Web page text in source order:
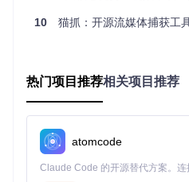
权限。这个过程分为两个关键步
信息，然后将其配置到工具中。
版后，通过浏览器开发者工具
个请求的响应头中找到包含
10 猫抓：开源流媒体捕获工
热门项目推荐相关项目推荐
atomcode